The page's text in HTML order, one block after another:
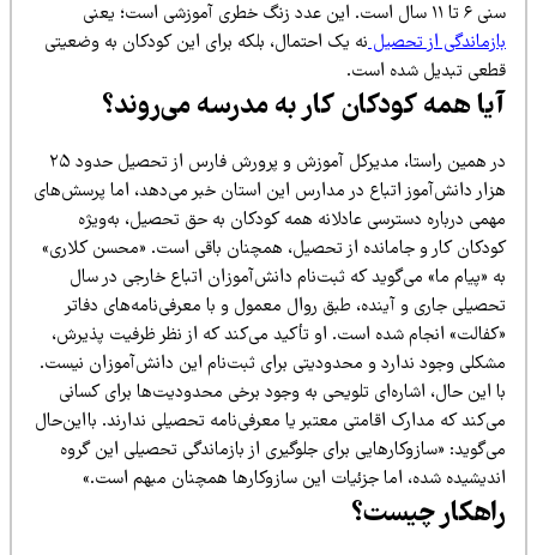
از تحصیلنه یک احتمال، بلکه برای این کودکان به وضعیتی
تبدیل شده است.
همه کودکان کار به مدرسه می‌روند؟
در همین راستا، مدیرکل آموزش و پرورش فارس از تحصیل حدود ۲۵
دانش‌آموز اتباع در مدارس این استان خبر می‌دهد، اما پرسش‌های
درباره دسترسی عادلانه همه کودکان به حق تحصیل، به‌ویژه
کار و جامانده از تحصیل، همچنان باقی است. «محسن کلاری»
«پیام ما» می‌گوید که ثبت‌نام دانش‌آموزان اتباع خارجی در سال
جاری و آینده، طبق روال معمول و با معرفی‌نامه‌های دفاتر
انجام شده است. او تأکید می‌کند که از نظر ظرفیت پذیرش،
وجود ندارد و محدودیتی برای ثبت‌نام این دانش‌آموزان نیست.
این حال، اشاره‌ای تلویحی به وجود برخی محدودیت‌ها برای کسانی
که مدارک اقامتی معتبر یا معرفی‌نامه تحصیلی ندارند. بااین‌حال
«سازوکارهایی برای جلوگیری از بازماندگی تحصیلی این گروه
شده، اما جزئیات این سازوکارها همچنان مبهم است.»
چیست؟